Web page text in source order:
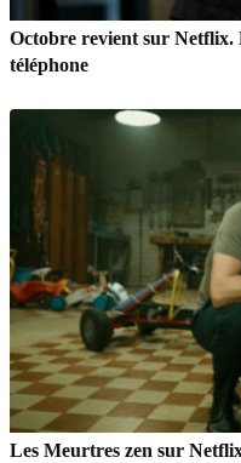
Octobre revient sur Netflix.
téléphone
Les Meurtres zen sur